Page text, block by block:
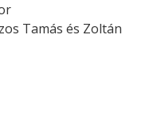
Tamás és Zoltán